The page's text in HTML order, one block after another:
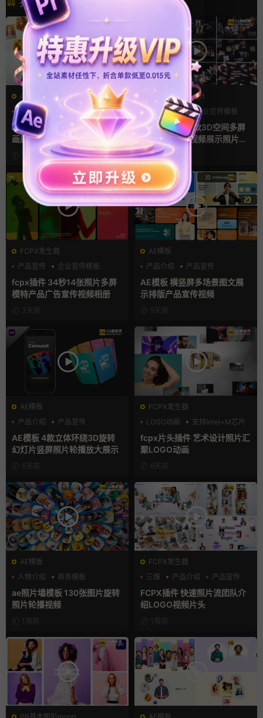
AE模板
LOGO动画
三维 幻灯片
ae相册模板 多场景照片墙堆叠
画廊幻灯片宣传视频
11小时前
PR基本图形mogrt
PR基本图形
企业宣传模板
幻灯片
Pr视频模板 10款3D空间多屏
切换开场相册视频展示照片墙
pr模板
1天前
FCPX发生器
产品宣传
企业宣传模板
分屏模板
fcpx插件 34秒14张照片多屏
模特产品广告宣传视频相册
3天前
AE模板
产品介绍
产品宣传
产品展示
AE模板 横竖屏多场景图文展
示排版产品宣传视频
5天前
AE模板
产品介绍
产品宣传
产品展示
AE模板 4款立体环绕3D旋转
幻灯片竖屏照片轮播放大展示
5天前
FCPX发生器
LOGO动画
支持Intel+M芯片
汇聚
fcpx片头插件 艺术设计照片汇
聚LOGO动画
6天前
AE模板
人物介绍
商务模板
幻灯片
ae照片墙模板 130张图片旋转
照片轮播视频
1周前
FCPX发生器
三维
产品介绍 产品宣传
FCPX插件 快速照片流团队介
绍LOGO视频片头
1周前